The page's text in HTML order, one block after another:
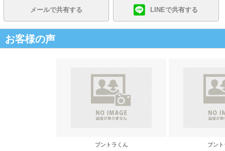
メールで共有する LINEで共有する
お客様の声
ブントラくん ブン